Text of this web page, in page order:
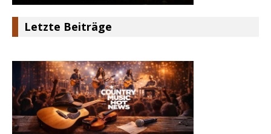
Letzte Beiträge